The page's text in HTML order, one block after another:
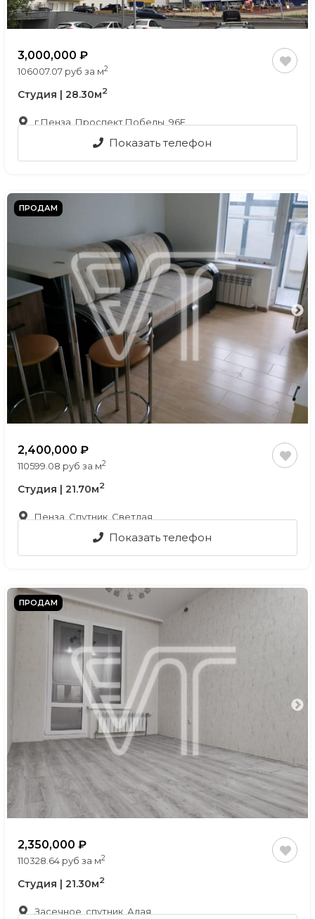
3,000,000
106007.07 руб за м2
Студия | 28.30м2
г.Пенза, Проспект Победы, 96Е
Показать телефон
ПРОДАМ
2,400,000
110599.08 руб за м2
Студия | 21.70м2
Пенза, Спутник, Светлая
Показать телефон
ПРОДАМ
2,350,000
110328.64 руб за м2
Студия | 21.30м2
Засечное, спутник, Алая